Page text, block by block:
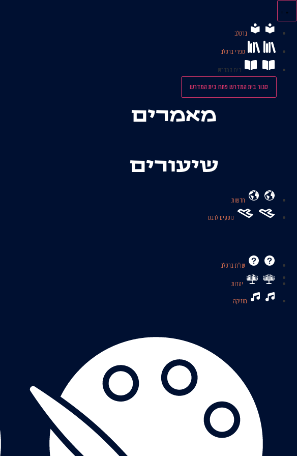
לתוכן
ברסלב
ספרי ברסלב
בית המדרש
סגור בית המדרשפתח בית המדרש
מאמרים
שיעורים
חדשות
נוסעים לרבנו
שו’’ת ברסלב
יהדות
מוזיקה